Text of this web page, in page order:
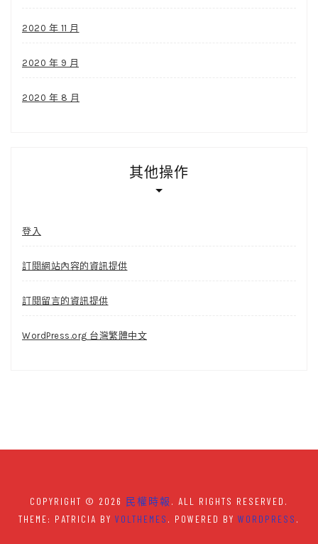
2020 年 11 月
2020 年 9 月
2020 年 8 月
其他操作
登入
訂閱網站內容的資訊提供
訂閱留言的資訊提供
WordPress.org 台灣繁體中文
COPYRIGHT © 2026 民權時報 . ALL RIGHTS RESERVED.
THEME: PATRICIA BY VOLTHEMES . POWERED BY WORDPRESS .